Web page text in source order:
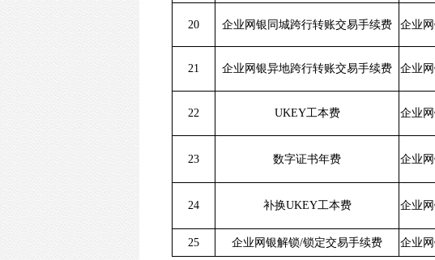
20 企业网银同城跨行转账交易手续费 企业
21 企业网银异地跨行转账交易手续费 企业
22 UKEY工本费 企业
23 数字证书年费 企业
24 补换UKEY工本费 企业
25 企业网银解锁/锁定交易手续费 企业